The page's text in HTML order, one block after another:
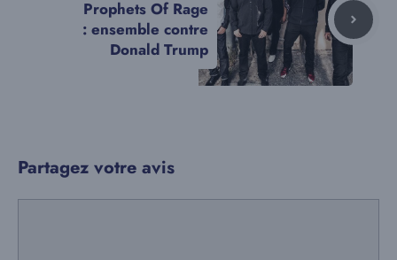
Prophets Of Rage
: ensemble contre
Donald Trump
Partagez votre avis